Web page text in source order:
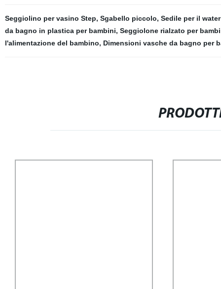
Seggiolino per vasino Step, Sgabello piccolo, Sedile per il
da bagno in plastica per bambini, Seggiolone rialzato per
l'alimentazione del bambino, Dimensioni vasche da bagno per